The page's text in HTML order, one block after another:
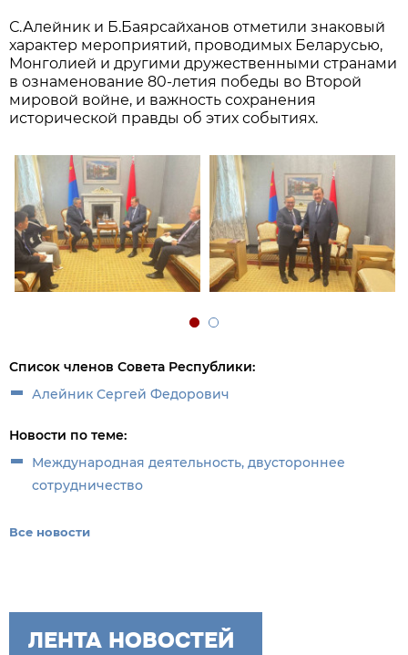
С.Алейник и Б.Баярсайханов отметили знаковый
характер мероприятий, проводимых Беларусью,
Монголией и другими дружественными странами
в ознаменование 80-летия победы во Второй
мировой войне, и важность сохранения
исторической правды об этих событиях.
Список членов Совета Республики:
Алейник Сергей Федорович
Новости по теме:
Международная деятельность, двустороннее
сотрудничество
Все новости
ЛЕНТА НОВОСТЕЙ